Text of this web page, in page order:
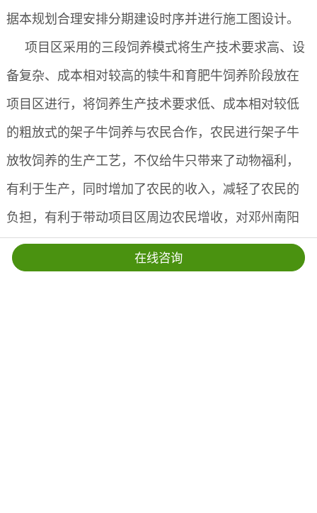
据本规划合理安排分期建设时序并进行施工图设计。
项目区采用的三段饲养模式将生产技术要求高、设
备复杂、成本相对较高的犊牛和育肥牛饲养阶段放在
项目区进行，将饲养生产技术要求低、成本相对较低
的粗放式的架子牛饲养与农民合作，农民进行架子牛
放牧饲养的生产工艺，不仅给牛只带来了动物福利，
有利于生产，同时增加了农民的收入，减轻了农民的
负担，有利于带动项目区周边农民增收，对邓州南阳
黄牛的发展也起到了积极的促进作用。
在线咨询
首页 联系